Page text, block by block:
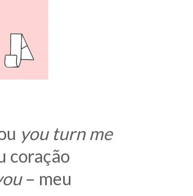
you turn me
coração
– meu